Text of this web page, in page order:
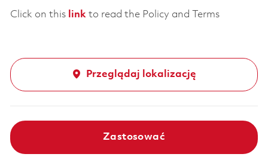
Click on this linkto read the Policy and Terms
Przeglądaj lokalizację
Zastosować